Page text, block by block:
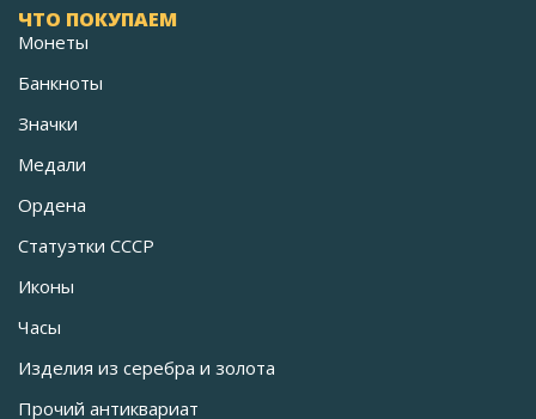
ЧТО ПОКУПАЕМ
Монеты
Банкноты
Значки
Медали
Ордена
Статуэтки СССР
Иконы
Часы
Изделия из серебра и золота
Прочий антиквариат